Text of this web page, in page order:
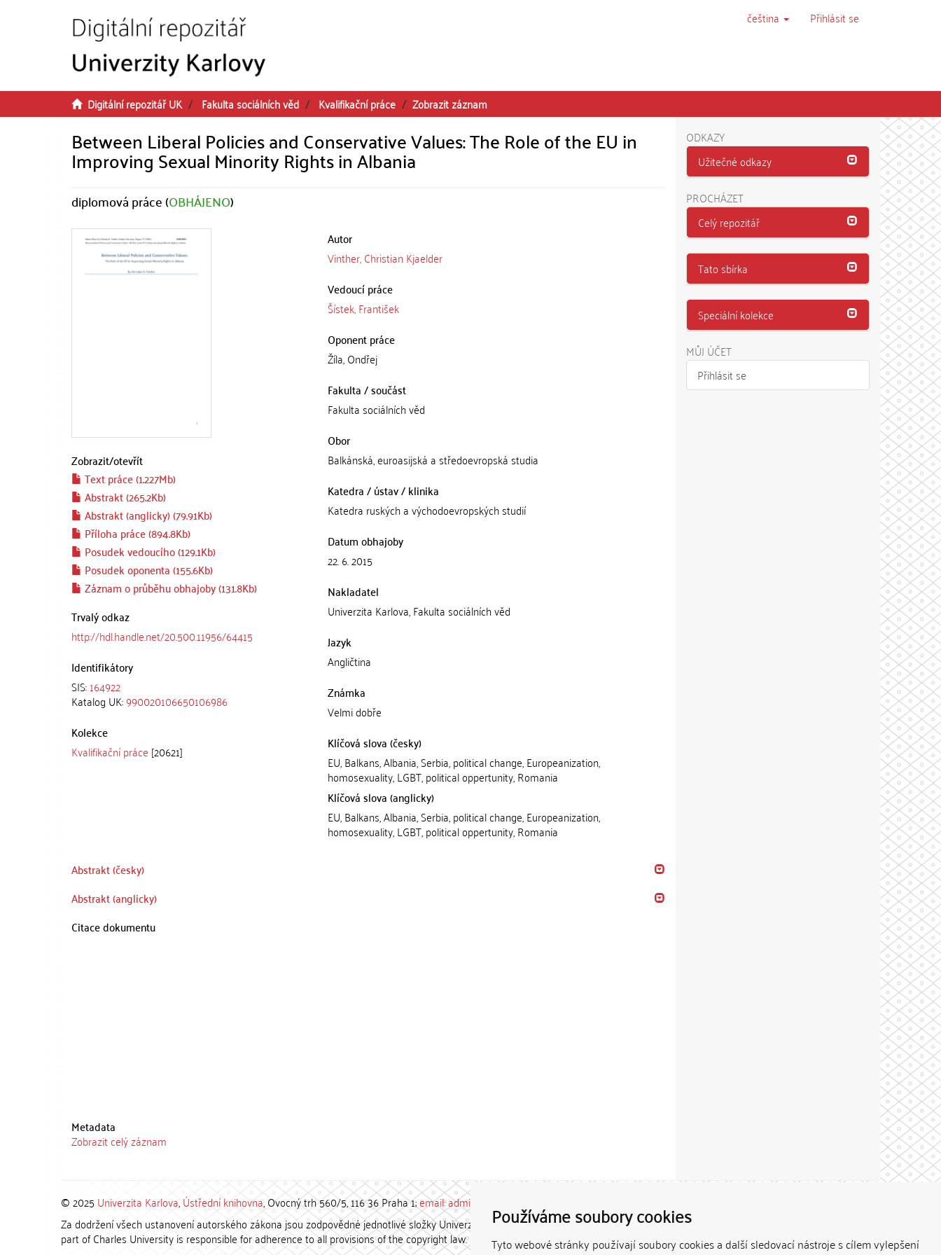
Používáme soubory cookies
Tyto webové stránky používají soubory cookies a další sledovací nástroje s cílem vylepšení
čeština Přihlásit se
Digitální repozitář UK Fakulta sociálních věd Kvalifikační práce Zobrazit záznam
Between Liberal Policies and Conservative Values: The Role of the EU in
Improving Sexual Minority Rights in Albania
diplomová práce (OBHÁJENO)
Zobrazit/otevřít
Text práce (1.227Mb)
Abstrakt (265.2Kb)
Abstrakt (anglicky) (79.91Kb)
Příloha práce (894.8Kb)
Posudek vedoucího (129.1Kb)
Posudek oponenta (155.6Kb)
Záznam o průběhu obhajoby (131.8Kb)
Trvalý odkaz
http://hdl.handle.net/20.500.11956/64415
Identifikátory
SIS:164922
Katalog UK:990020106650106986
Kolekce
Kvalifikační práce [20621]
Autor
Vinther, Christian Kjaelder
Vedoucí práce
Šístek, František
Oponent práce
Žíla, Ondřej
Fakulta / součást
Fakulta sociálních věd
Obor
Balkánská, euroasijská a středoevropská studia
Katedra / ústav / klinika
Katedra ruských a východoevropských studií
Datum obhajoby
22. 6. 2015
Nakladatel
Univerzita Karlova, Fakulta sociálních věd
Jazyk
Angličtina
Známka
Velmi dobře
Klíčová slova (česky)
EU, Balkans, Albania, Serbia, political change, Europeanization,
homosexuality, LGBT, political oppertunity, Romania
Klíčová slova (anglicky)
EU, Balkans, Albania, Serbia, political change, Europeanization,
homosexuality, LGBT, political oppertunity, Romania
Abstrakt (česky)
Abstrakt (anglicky)
Citace dokumentu
Metadata
Zobrazit celý záznam
ODKAZY
Užitečné odkazy
PROCHÁZET
Celý repozitář
Tato sbírka
Speciální kolekce
MŮJ ÚČET
Přihlásit se
© 2025 Univerzita Karlova,Ústřední knihovna, Ovocný trh 560/5, 116 36 Praha 1;email: admin-repozitar [at] cuni.cz
Za dodržení všech ustanovení autorského zákona jsou zodpovědné jednotlivé složky Univerzity Karlovy. / Each constituent
part of Charles University is responsible for adherence to all provisions of the copyright law.